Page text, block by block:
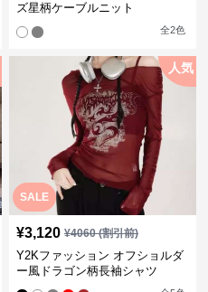
ズ星柄ケーブルニット
全2色
SALE
人気
¥3,120 ¥4060(割引前)
Y2Kファッション オフショルダ
ー風ドラゴン柄長袖シャツ